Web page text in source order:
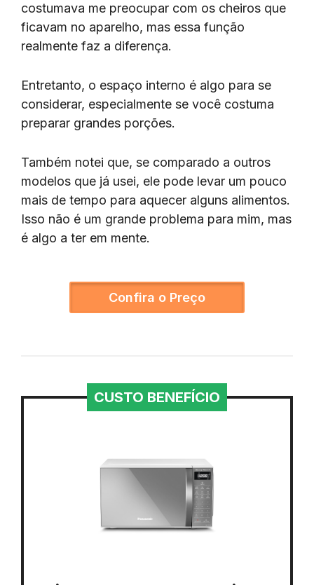
costumava me preocupar com os cheiros que
ficavam no aparelho, mas essa função
realmente faz a diferença.
Entretanto, o espaço interno é algo para se
considerar, especialmente se você costuma
preparar grandes porções.
Também notei que, se comparado a outros
modelos que já usei, ele pode levar um pouco
mais de tempo para aquecer alguns alimentos.
Isso não é um grande problema para mim, mas
é algo a ter em mente.
Confira o Preço
CUSTO BENEFÍCIO